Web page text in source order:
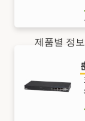
제품별 정